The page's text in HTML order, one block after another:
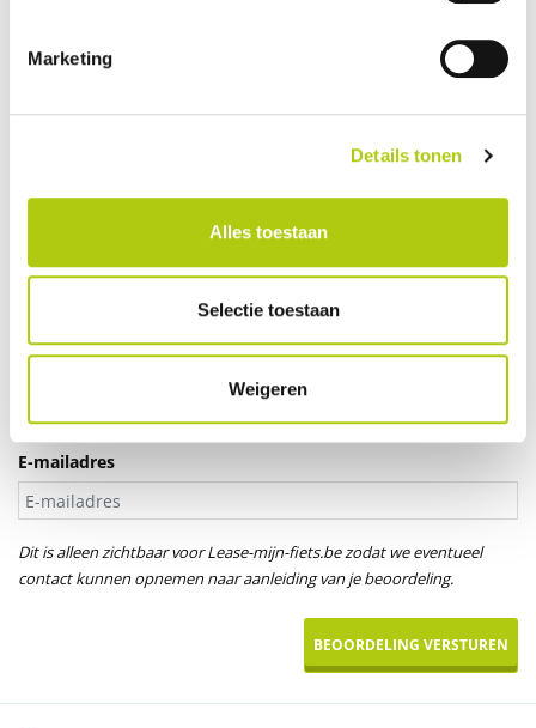
Marketing
Details tonen
Alles toestaan
Selectie toestaan
Weigeren
Je gegevens
Aanspreektitel *
Uw naam
E-mailadres
Dit is alleen zichtbaar voor Lease-mijn-fiets.be zodat we eventueel
contact kunnen opnemen naar aanleiding van je beoordeling.